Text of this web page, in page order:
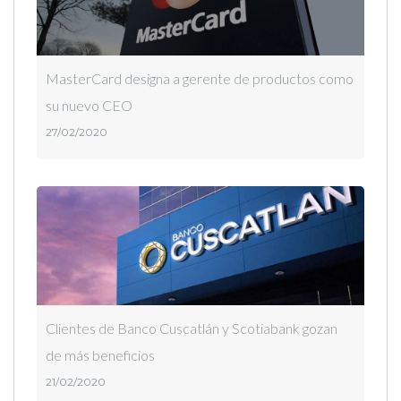
MasterCard designa a gerente de productos como
su nuevo CEO
27/02/2020
Clientes de Banco Cuscatlán y Scotiabank gozan
de más beneficios
21/02/2020